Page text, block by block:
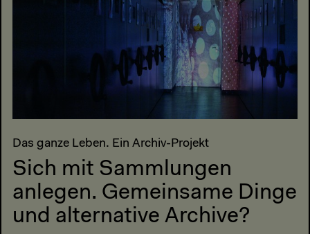
Das ganze Leben. Ein Archiv-Projekt
Sich mit Sammlungen
anlegen. Gemeinsame Dinge
und alternative Archive?